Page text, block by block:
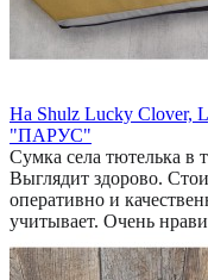
На Shulz Lucky Clover,
"ПАРУС"
Сумка села тютелька в
Выглядит здорово.
оперативно и
учитывает. Очень